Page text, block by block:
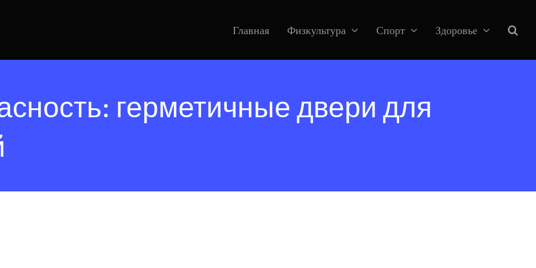
Главная Физкультура Спорт Здоровье
герметичные двери для